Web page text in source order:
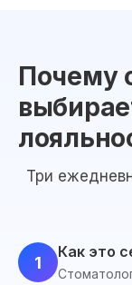
Почему
Три
1
Как это